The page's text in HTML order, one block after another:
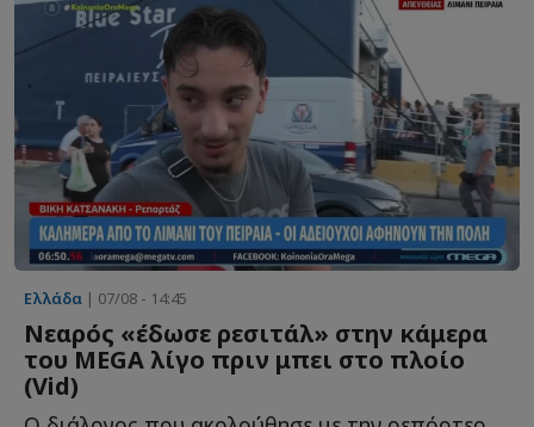
Ελλάδα | 07/08 - 14:45
Νεαρός «έδωσε ρεσιτάλ» στην κάμερα
του MEGA λίγο πριν μπει στο πλοίο
(Vid)